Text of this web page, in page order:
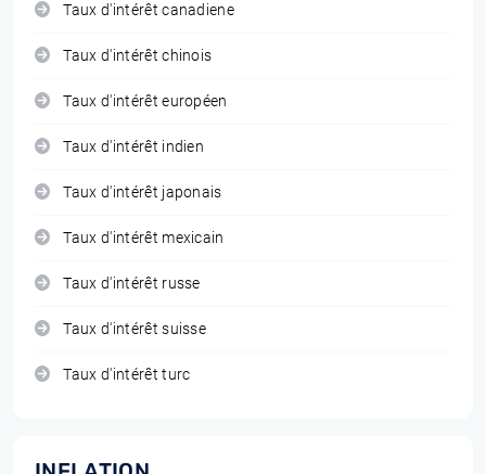
Taux d'intérêt canadiene
Taux d'intérêt chinois
Taux d'intérêt européen
Taux d'intérêt indien
Taux d'intérêt japonais
Taux d'intérêt mexicain
Taux d'intérêt russe
Taux d'intérêt suisse
Taux d'intérêt turc